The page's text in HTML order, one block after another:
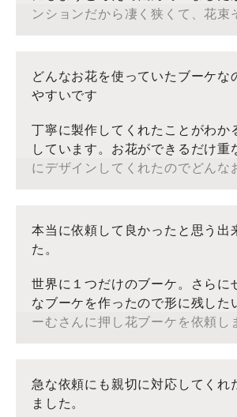
ざいました。
■ぶるーむ：YouTube
■お客様の声：トップ
※当社ぶるーむでは、アフターブーケ
ラワーと呼んでおりますが、お客様の
ま転記しております。
ンションだから凄く狭くて、花束
きさで立体だと飾っておく場所が
花のものを見つけました。お花が
いる所が凄いと思いました。あり
■ぶるーむ：インスタグラム
■ぶるーむ：YouTube
※当社ぶるーむでは、アフターブーケ
ラワーと呼んでおりますが、お客様の
ま転記しております。
どんなお花を使っていたブーケな
やすいです
丁寧に製作してくれたことがわか
しています。お花ができるだけ重
にデザインしてくれたのでどんな
いたブーケなのかが分かりやすい
な？という後悔はありますが、ぶ
アフターブーケを依頼して本当に
た。結婚記念日や誕生日で花束を
は、ぶるーむさんに押し花アート
いと思っています。
■ぶるーむ：YouTube
■お客様の声：トップ
本当に依頼して良かったと思う出
た。
世界に１つだけのブーケ。さらに
なブーケを作ったので形に残した
ーむさんに押し花ブーケを依頼し
さんが１つ１つ丁寧に作品を作っ
ったのですが快く承諾してくれま
合う額を教えてくれたり、出来上
急な依頼にも親切に対応してくれ
ました。